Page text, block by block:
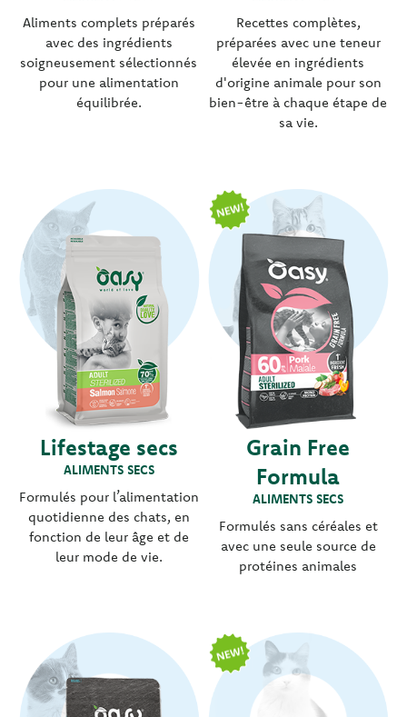
Aliments complets préparés
avec des ingrédients
soigneusement sélectionnés
pour une alimentation
équilibrée.
Recettes complètes,
préparées avec une teneur
élevée en ingrédients
d'origine animale pour son
bien-être à chaque étape de
sa vie.
Lifestage secs
ALIMENTS SECS
Formulés pour l’alimentation
quotidienne des chats, en
fonction de leur âge et de
leur mode de vie.
Grain Free
Formula
ALIMENTS SECS
Formulés sans céréales et
avec une seule source de
protéines animales